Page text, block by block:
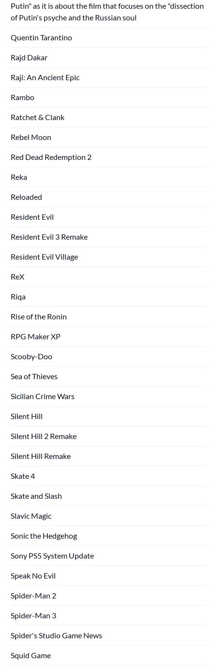
Putin" as it is about the film that focuses on the "dissection
of Putin's psyche and the Russian soul
Quentin Tarantino
Rajd Dakar
Raji: An Ancient Epic
Rambo
Ratchet & Clank
Rebel Moon
Red Dead Redemption 2
Reka
Reloaded
Resident Evil
Resident Evil 3 Remake
Resident Evil Village
ReX
Riqa
Rise of the Ronin
RPG Maker XP
Scooby-Doo
Sea of Thieves
Sicilian Crime Wars
Silent Hill
Silent Hill 2 Remake
Silent Hill Remake
Skate 4
Skate and Slash
Slavic Magic
Sonic the Hedgehog
Sony PS5 System Update
Speak No Evil
Spider-Man 2
Spider-Man 3
Spider's Studio Game News
Squid Game